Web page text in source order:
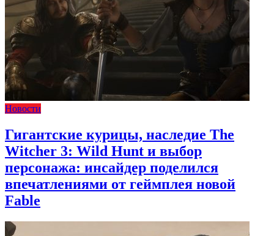
Новости
Гигантские курицы, наследие The
Witcher 3: Wild Hunt и выбор
персонажа: инсайдер поделился
впечатлениями от геймплея новой
Fable